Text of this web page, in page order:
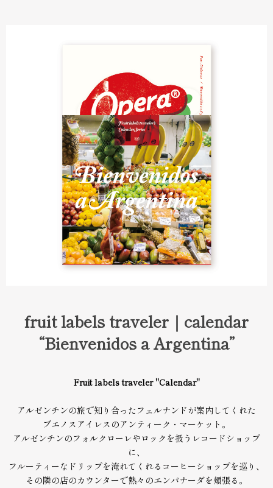
fruit labels traveler｜calendar
“Bienvenidos a Argentina”
Fruit labels traveler "Calendar"
アルゼンチンの旅で知り合ったフェルナンドが案内してくれた
ブエノスアイレスのアンティーク・マーケット。
アルゼンチンのフォルクローレやロックを扱うレコードショップ
に、
フルーティーなドリップを淹れてくれるコーヒーショップを巡り、
その隣の店のカウンターで熱々のエンパナーダを頬張る。